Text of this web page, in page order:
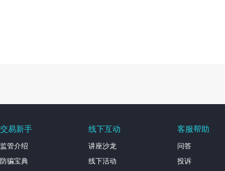
交易新手
监管介绍
防骗宝典
线下互动
讲座沙龙
线下活动
客服帮助
问答
投诉